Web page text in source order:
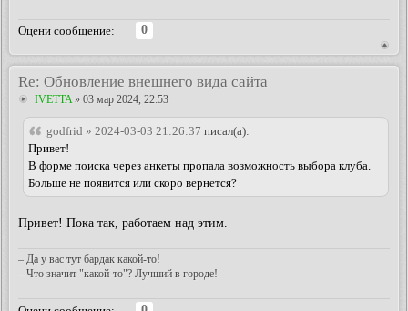
Оцени сообщение:
0
Re: Обновление внешнего вида сайта
IVETTA» 03 мар 2024, 22:53
godfrid » 2024-03-03 21:26:37 писал(а):
Привет!
В форме поиска через анкеты пропала возможность выбора клуба.
Больше не появится или скоро вернется?
Привет! Пока так, работаем над этим.
– Да у вас тут бардак какой-то!
– Что значит "какой-то"? Лучший в городе!